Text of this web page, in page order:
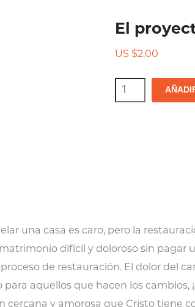
El
US $2.00
El
proyecto:
una casa es caro, pero la
difícil y doloroso sin pagar
de restauración. El dolor del
aquellos que hacen los cambios,
y amorosa que Cristo tiene